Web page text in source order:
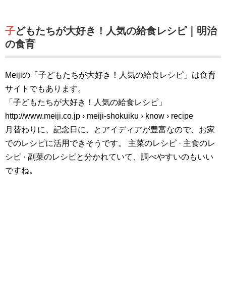
子どもたちが大好き！人気の給食レシピ｜明治
の食育
Meijiの「子どもたちが大好き！人気の給食レシピ」は食育
サイトでもあります。
「子どもたちが大好き！人気の給食レシピ」
http://www.meiji.co.jp › meiji-shokuiku › know › recipe
月替わりに、記念日に、とアイディアが豊富なので、お家
でのレシピに活用できそうです。 ‎主菜のレシピ · ‎主食のレ
シピ · ‎副菜のレシピと分かれていて、調べやすいのもいい
ですね。